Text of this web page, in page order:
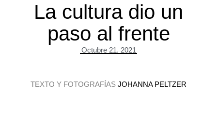
La cultura dio un
paso al frente
Octubre 21, 2021
TEXTO Y FOTOGRAFÍAS JOHANNA PELTZER